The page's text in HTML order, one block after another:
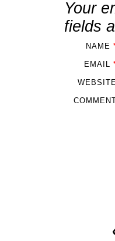
Your
fields
NAME
EMAIL